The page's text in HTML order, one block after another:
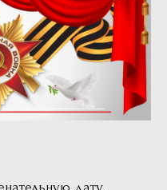
дату,